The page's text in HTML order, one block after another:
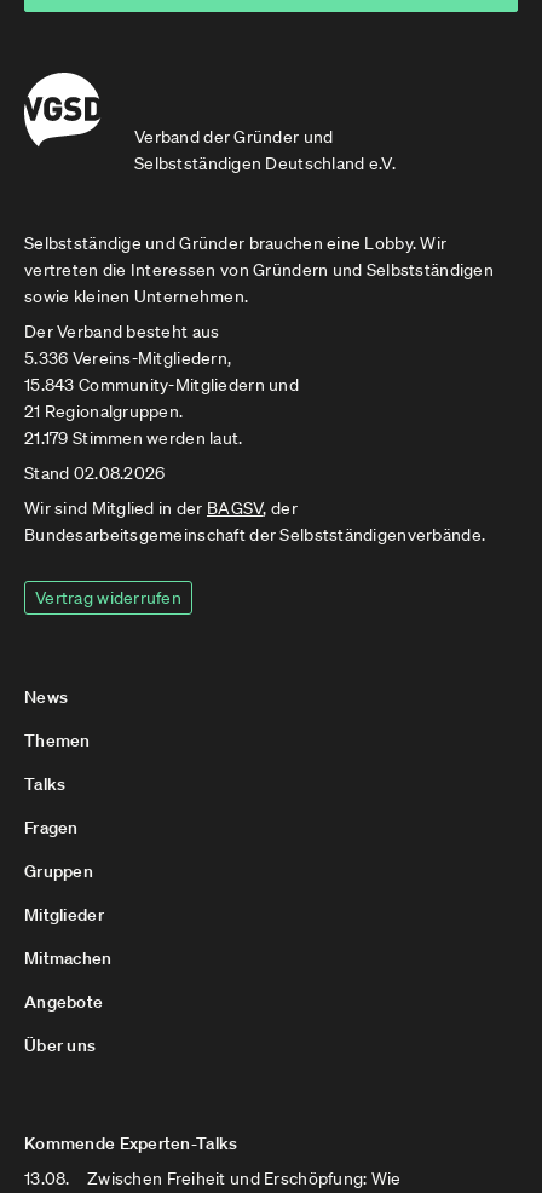
Verband der Gründer und
Selbstständigen Deutschland e.V.
Selbstständige und Gründer brauchen eine Lobby. Wir
vertreten die Interessen von Gründern und Selbstständigen
sowie kleinen Unternehmen.
Der Verband besteht aus
5.336 Vereins-Mitgliedern,
15.843 Community-Mitgliedern und
21 Regionalgruppen.
21.179 Stimmen werden laut.
Stand 02.08.2026
Wir sind Mitglied in der BAGSV, der
Bundesarbeitsgemeinschaft der Selbstständigenverbände.
Vertrag widerrufen
News
Themen
Talks
Fragen
Gruppen
Mitglieder
Mitmachen
Angebote
Über uns
Kommende Experten-Talks
13.08.
Zwischen Freiheit und Erschöpfung: Wie